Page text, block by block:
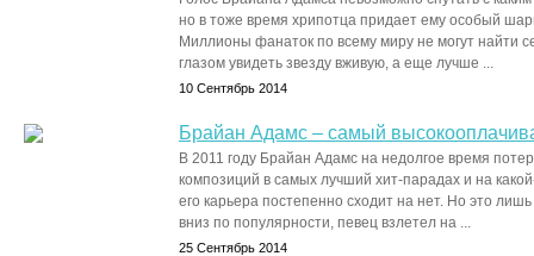
но в тоже время хрипотца придает ему особый
Миллионы фанаток по всему миру не могут найти
глазом увидеть звезду вживую, а еще лучше ...
10 Сентябрь 2014
Брайан Адамс – самый
В 2011 году Брайан Адамс на недолгое время
композиций в самых лучший хит-парадах и на
его карьера постепенно сходит на нет. Но это
вниз по популярности, певец взлетел на ...
25 Сентябрь 2014